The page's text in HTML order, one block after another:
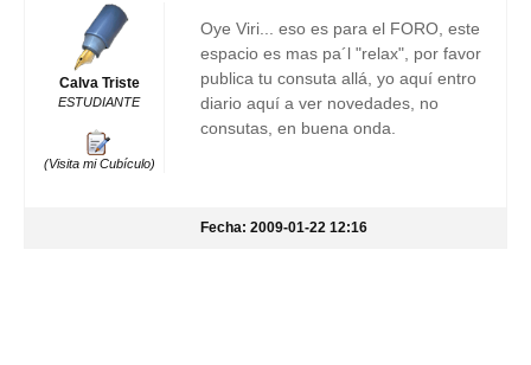
Calva Triste
ESTUDIANTE
(Visita mi Cubículo)
Oye Viri... eso es para el FORO, este
espacio es mas pa´l "relax", por favor
publica tu consuta allá, yo aquí entro
diario aquí a ver novedades, no
consutas, en buena onda.
Fecha: 2009-01-22 12:16